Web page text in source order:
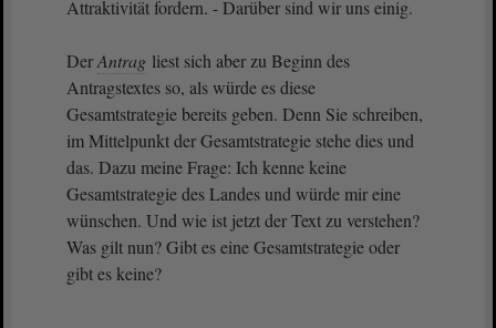
Attraktivität fordern. - Darüber sind wir uns einig.
DerAntrag liest sich aber zu Beginn des
Antragstextes so, als würde es diese
Gesamtstrategie bereits geben. Denn Sie schreiben,
im Mittelpunkt der Gesamtstrategie stehe dies und
das. Dazu meine Frage: Ich kenne keine
Gesamtstrategie des Landes und würde mir eine
wünschen. Und wie ist jetzt der Text zu verstehen?
Was gilt nun? Gibt es eine Gesamtstrategie oder
gibt es keine?